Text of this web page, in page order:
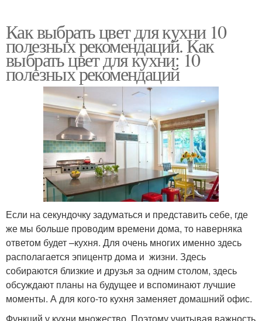
Как выбрать цвет для кухни 10
полезных рекомендаций. Как
выбрать цвет для кухни: 10
полезных рекомендаций
Если на секундочку задуматься и представить себе, где
же мы больше проводим времени дома, то наверняка
ответом будет –кухня. Для очень многих именно здесь
располагается эпицентр дома и жизни. Здесь
собираются близкие и друзья за одним столом, здесь
обсуждают планы на будущее и вспоминают лучшие
моменты. А для кого-то кухня заменяет домашний офис.
Функций у кухни множество. Поэтому учитывая важность